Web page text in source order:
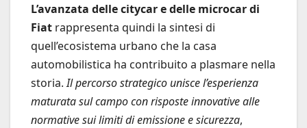
L’avanzata delle citycar e delle microcar di
Fiat rappresenta quindi la sintesi di
quell’ecosistema urbano che la casa
automobilistica ha contribuito a plasmare nella
storia.Il percorso strategico unisce l’esperienza
maturata sul campo con risposte innovative alle
normative sui limiti di emissione e sicurezza,